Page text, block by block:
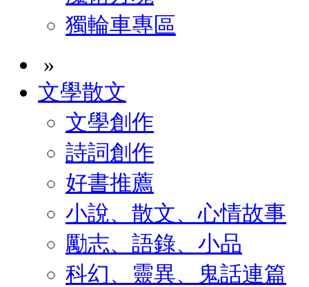
獨輪車專區
»
文學散文
文學創作
詩詞創作
好書推薦
小說、散文、心情故事
勵志、語錄、小品
科幻、靈異、鬼話連篇